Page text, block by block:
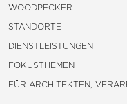
WOODPECKER
STANDORTE
DIENSTLEISTUNGEN
FOKUSTHEMEN
FÜR ARCHITEKTEN,